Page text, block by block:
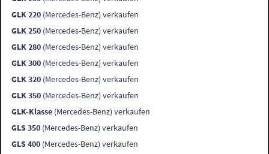
GLK 220 (Mercedes-Benz) verkaufen
GLK 250 (Mercedes-Benz) verkaufen
GLK 280 (Mercedes-Benz) verkaufen
GLK 300 (Mercedes-Benz) verkaufen
GLK 320 (Mercedes-Benz) verkaufen
GLK 350 (Mercedes-Benz) verkaufen
GLK-Klasse (Mercedes-Benz) verkaufen
GLS 350 (Mercedes-Benz) verkaufen
GLS 400 (Mercedes-Benz) verkaufen